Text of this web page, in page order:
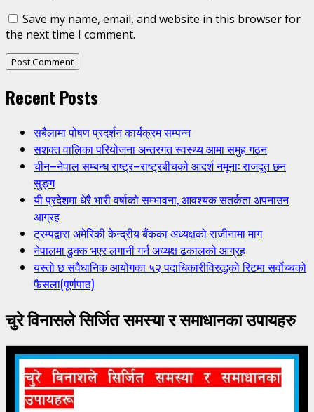
Save my name, email, and website in this browser for
the next time I comment.
Recent Posts
सबैलामा पोषण प्रदर्शन कार्यक्रम सम्पन्न
सशक्त वालिका परियोजना अन्तरगत स्वस्थ्य आमा समुह गठन
चीन–नेपाल सम्बन्ध राष्ट्र–राष्ट्रबीचको आदर्श नमूना: राजदूत छन
सुङ्ग
यी प्रदेशमा धेरै भारी वर्षाको सम्भावना, आवश्यक सतर्कता अपनाउन
आग्रह
ट्रम्पद्वारा अमेरिकी केन्द्रीय बैंकका अध्यक्षको राजीनामा माग
नेपालमा ढुक्क भएर लगानी गर्न अध्यक्ष ढकालको आग्रह
यस्तो छ संवैधानिक आयोगका ५२ पदाधिकारीविरुद्धको रिटमा सर्वोच्चको
फैसला(पूर्णपाठ)
चुरे विनासले सिर्जित समस्या र समाधानका उपायहरु